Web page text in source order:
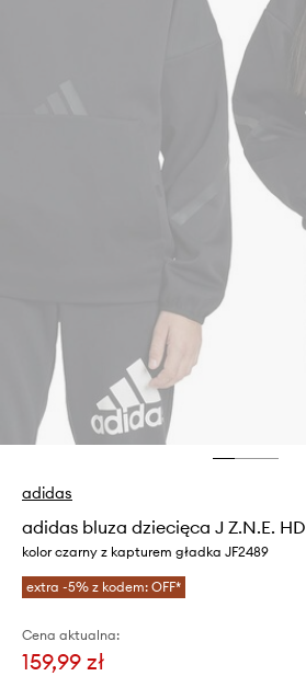
adidas
adidas bluza dziecięca J Z.N.E. HD
kolor czarny z kapturem gładka JF2489
extra -5% z kodem: OFF*
Cena aktualna:
159,99 zł